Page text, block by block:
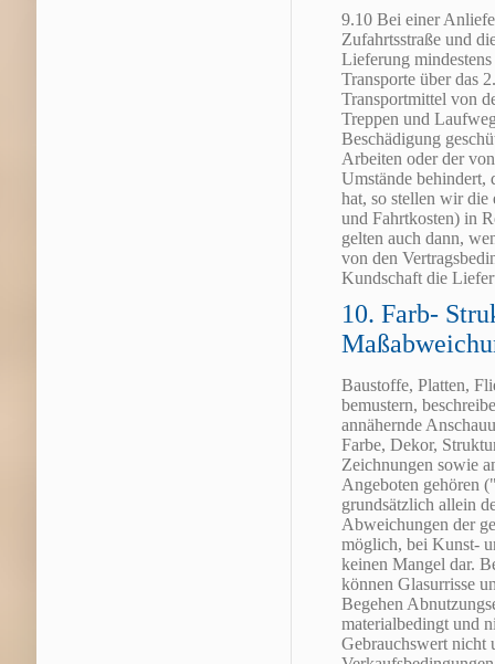
9.10 Bei einer
Zufahrtsstraße und
Lieferung
Transporte über das
Transportmittel von
Treppen und
Beschädigung
Arbeiten oder der
Umstände behindert,
hat, so stellen wir die
und Fahrtkosten) in
gelten auch dann,
von den
Kundschaft die
10. Farb-
Baustoffe, Platten,
bemustern,
annähernde
Farbe, Dekor,
Zeichnungen sowie
Angeboten gehören
grundsätzlich allein
Abweichungen der
möglich, bei Kunst-
keinen Mangel dar.
können Glasurrisse
Begehen
materialbedingt und
Gebrauchswert nicht